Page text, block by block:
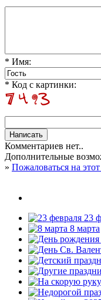
* Имя:
* Код с картинки:
Комментариев нет..
Дополнительные
» Пожаловаться на
23
8 марта